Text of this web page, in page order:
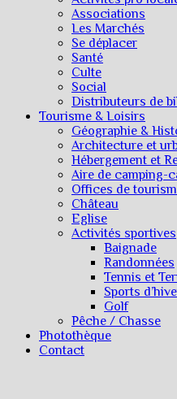
Associations
Les Marchés
Se déplacer
Santé
Culte
Social
Distributeurs de
Tourisme & Loisirs
Géographie &
Architecture et
Hébergement et
Aire de camping-
Offices de
Château
Eglise
Activités sportives
Baignade
Randonnées
Tennis et
Sports
Golf
Pêche / Chasse
Photothèque
Contact